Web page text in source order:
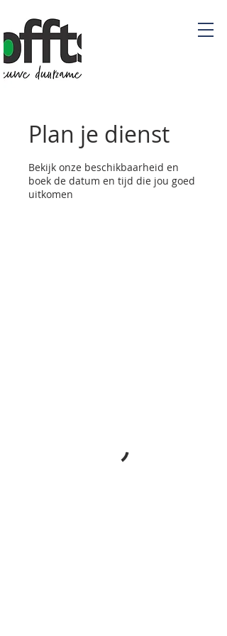
Plan je dienst
Bekijk onze beschikbaarheid en
boek de datum en tijd die jou goed
uitkomen